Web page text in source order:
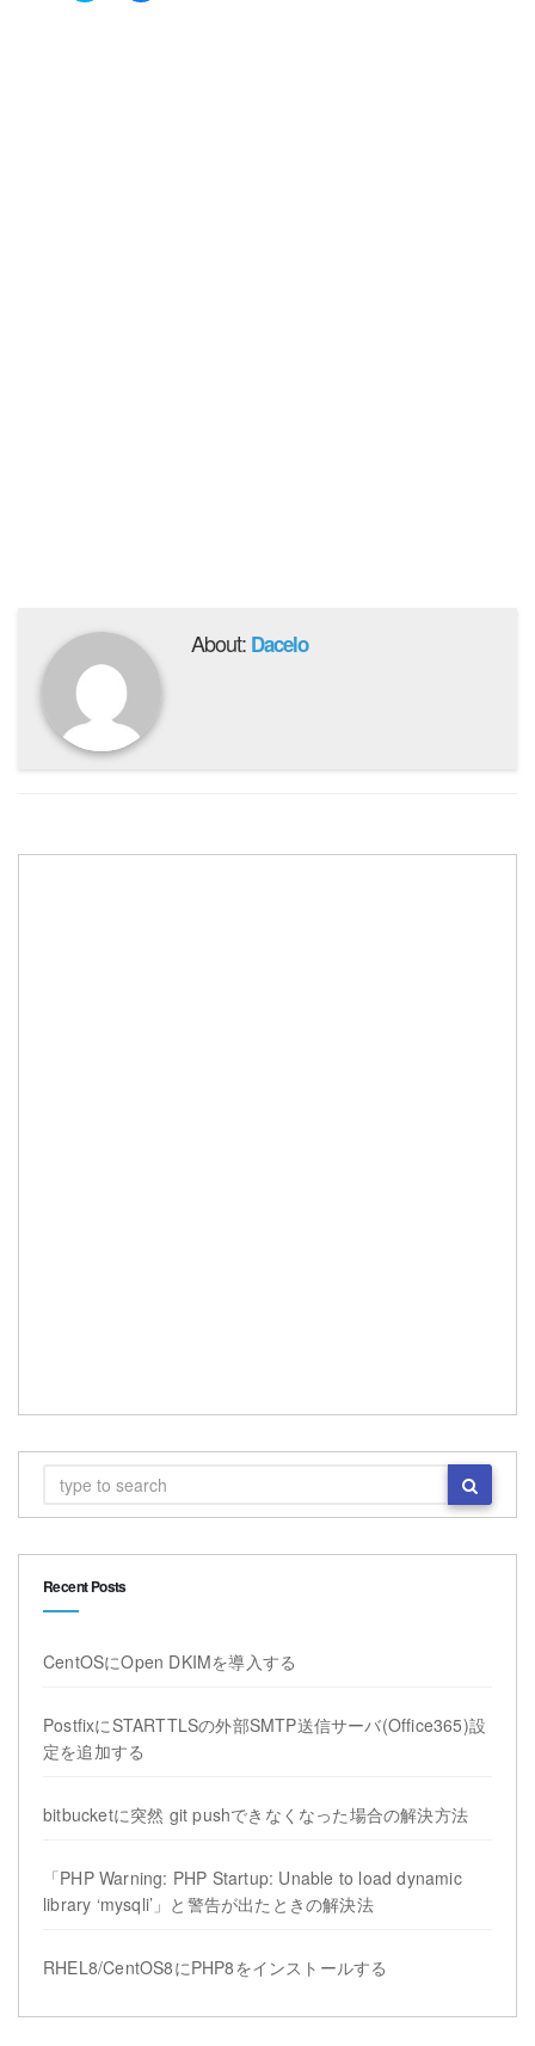
share
About: Dacelo
Recent Posts
CentOSにOpen DKIMを導入する
PostfixにSTARTTLSの外部SMTP送信サーバ(Office365)設
定を追加する
bitbucketに突然 git pushできなくなった場合の解決方法
「PHP Warning: PHP Startup: Unable to load dynamic
library ‘mysqli’」と警告が出たときの解決法
RHEL8/CentOS8にPHP8をインストールする